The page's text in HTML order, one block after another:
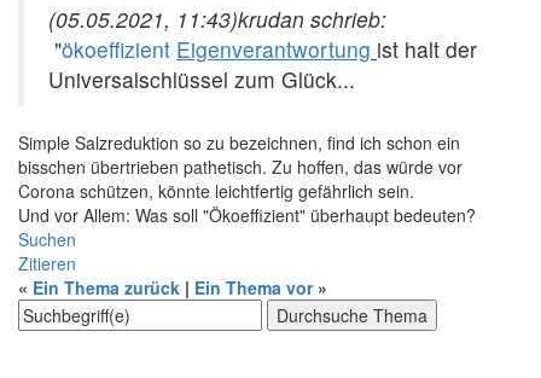
(05.05.2021, 11:43)krudan schrieb:
"ökoeffizient Eigenverantwortung ist halt der
Universalschlüssel zum Glück...
Simple Salzreduktion so zu bezeichnen, find ich schon ein
bisschen übertrieben pathetisch. Zu hoffen, das würde vor
Corona schützen, könnte leichtfertig gefährlich sein.
Und vor Allem: Was soll "Ökoeffizient" überhaupt bedeuten?
Suchen
Zitieren
« Ein Thema zurück | Ein Thema vor»